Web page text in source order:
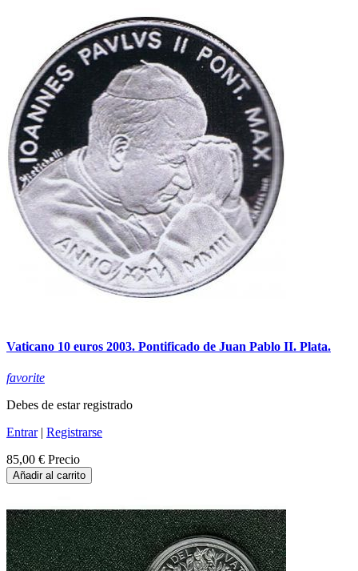
Vaticano 10 euros 2003. Pontificado de Juan Pablo II. Plata.
favorite
Debes de estar registrado
Entrar| Registrarse
85,00 € Precio
Añadir al carrito